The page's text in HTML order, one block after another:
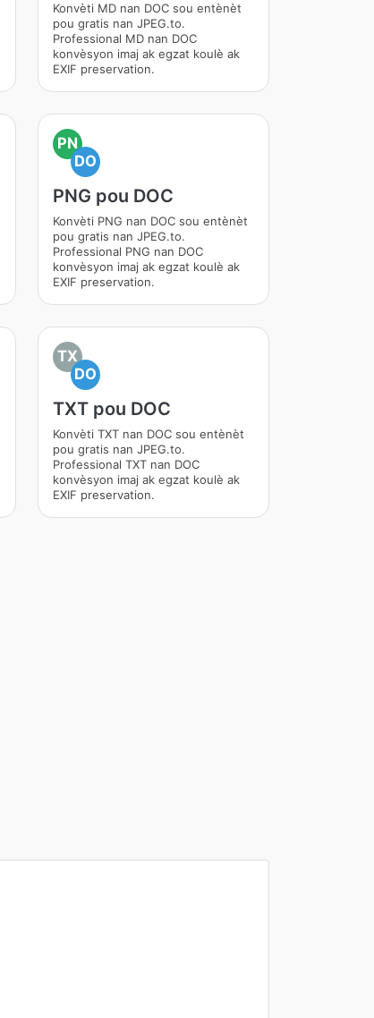
Konvèti MD nan DOC sou entènèt
pou gratis nan JPEG.to.
Professional MD nan DOC
konvèsyon imaj ak egzat koulè ak
EXIF preservation.
PN
DO
PNG pou DOC
Konvèti PNG nan DOC sou entènèt
pou gratis nan JPEG.to.
Professional PNG nan DOC
konvèsyon imaj ak egzat koulè ak
EXIF preservation.
TX
DO
TXT pou DOC
Konvèti TXT nan DOC sou entènèt
pou gratis nan JPEG.to.
Professional TXT nan DOC
konvèsyon imaj ak egzat koulè ak
EXIF preservation.